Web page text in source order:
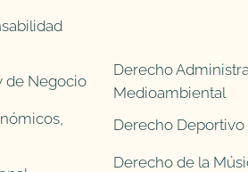
de Negocio
Derecho
Medioambiental
Derecho Deportivo
Derecho de la